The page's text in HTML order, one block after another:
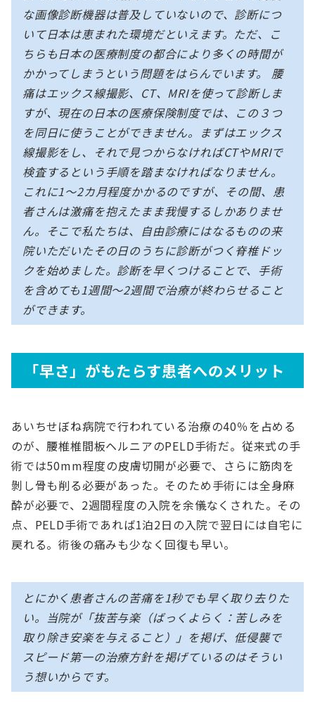
な画像診断機器は普及していないので、診断につ
いて日本は恵まれた環境だといえます。ただ、こ
ちらも日本の医療制度の都合により多くの時間が
かかってしまうという問題をはらんでいます。 腰
痛はエックス線撮影、CT、MRIを使って診断しま
すが、現在の日本の医療保険制度では、この３つ
を同日に使うことができません。まずはエックス
線撮影をし、それで見つからなければCTやMRIで
検査するという手順を踏まなければなりません。
これに1〜2カ月程度かかるのですが、その間、患
者さんは激痛を抱えたまま我慢するしかありませ
ん。そこで私たちは、自由診療にはなるものの来
院いただいたその日のうちに診断がつく脊椎ドッ
クを始めました。診断を早くつけることで、手術
を含めても1週間〜2週間で治療が終わらせること
ができます。
「早さ」がもたらす患者へのメリット
あいちせぼね病院で行われている治療の40％を占める
のが、腰椎椎間板ヘルニアのPELD手術だ。従来式の手
術では50mm程度の皮膚切開が必要で、さらに筋肉を
剝し骨も削る必要があった。そのため手術には全身麻
酔が必要で、2週間程度の入院を余儀なくされた。その
点、PELD手術であれば1泊2日の入院で翌日には自宅に
戻れる。術後の痛みも少なく回復も早い。
とにかく患者さんの苦痛を1秒でも早く取り去りた
い。当院が「抜苦与楽（ばっくよらく：苦しみを
取り除き安楽を与えること）」を掲げ、低侵襲で
スピード第一の治療方針を掲げているのはそうい
う想いからです。